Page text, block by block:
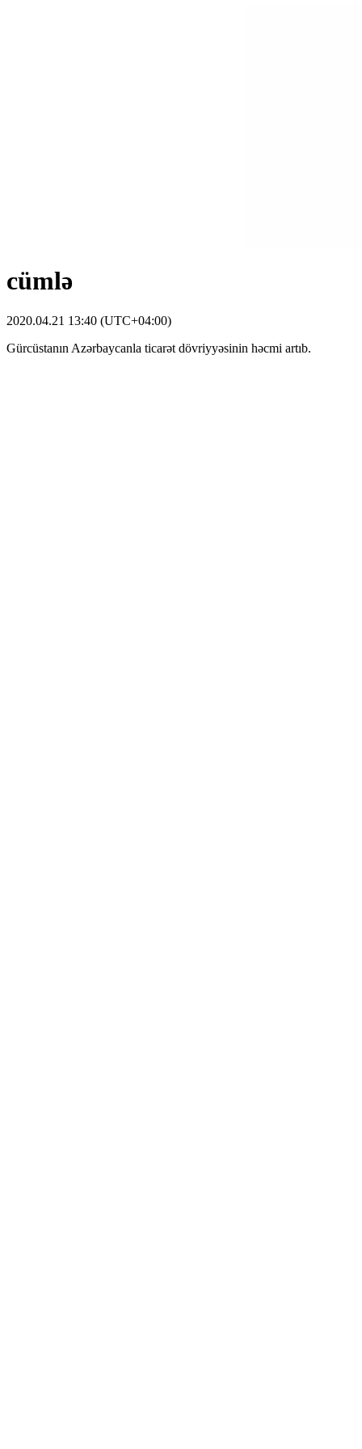
cümlə
2020.04.21 13:40 (UTC+04:00)
Gürcüstanın Azərbaycanla ticarət dövriyyəsinin həcmi artıb.